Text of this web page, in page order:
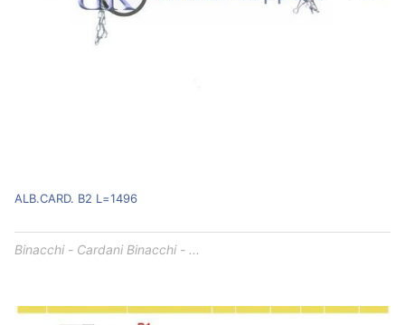
ALB.CARD. B2 L=1496
Binacchi - Cardani Binacchi - ...